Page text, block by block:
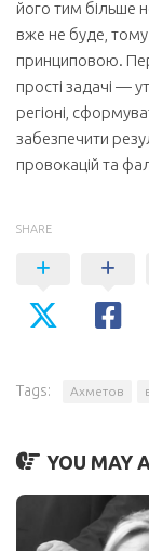
його тим більше
вже не буде,
принциповою.
прості задачі —
регіоні,
забезпечити
провокацій та
SHARE
Tags: Ахметов
YOU MAY